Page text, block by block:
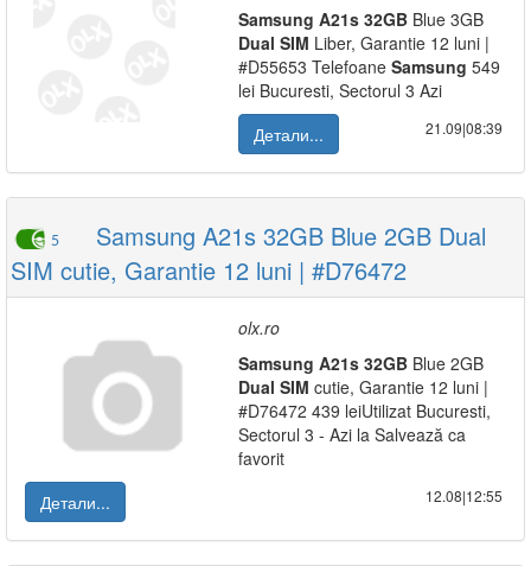
Samsung A21s 32GB Blue 3GB
Dual SIM Liber, Garantie 12 luni |
#D55653 Telefoane Samsung 549
lei Bucuresti, Sectorul 3 Azi
Детали...
21.09|08:39
5
Samsung A21s 32GB Blue 2GB Dual
SIM cutie, Garantie 12 luni | #D76472
olx.ro
Samsung A21s 32GB Blue 2GB
Dual SIM cutie, Garantie 12 luni |
#D76472 439 leiUtilizat Bucuresti,
Sectorul 3 - Azi la Salvează ca
favorit
Детали...
12.08|12:55